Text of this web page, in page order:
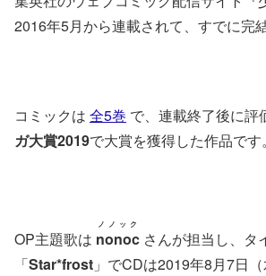
2016年5月から連載されて、すでに完
コミックは 全5巻 で、連載終了後に評
ガ大賞2019で大賞を獲得した作品です。
OP主題歌は nonoc
ノノック
さんが担当し、タ
「Star*frost 」でCDは2019年8月7日